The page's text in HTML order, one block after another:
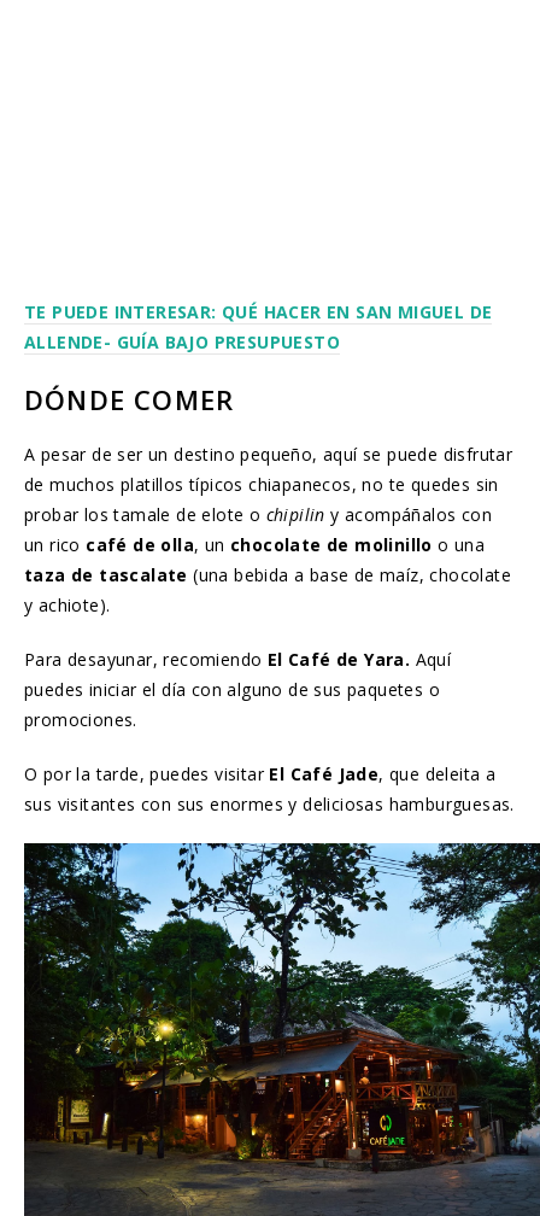
TE PUEDE INTERESAR: QUÉ HACER EN SAN MIGUEL DE
ALLENDE- GUÍA BAJO PRESUPUESTO
DÓNDE COMER
A pesar de ser un destino pequeño, aquí se puede disfrutar
de muchos platillos típicos chiapanecos, no te quedes sin
probar los tamale de elote o chipilin y acompáñalos con
un rico café de olla, un chocolate de molinillo o una
taza de tascalate (una bebida a base de maíz, chocolate
y achiote).
Para desayunar, recomiendo El Café de Yara. Aquí
puedes iniciar el día con alguno de sus paquetes o
promociones.
O por la tarde, puedes visitar El Café Jade, que deleita a
sus visitantes con sus enormes y deliciosas hamburguesas.